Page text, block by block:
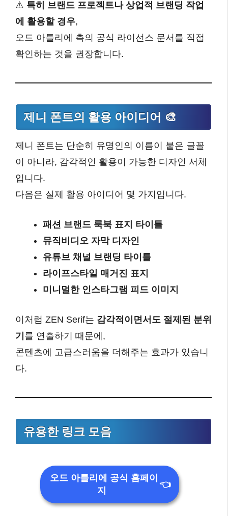
⚠️ 특히 브랜드 프로젝트나 상업적 브랜딩 작업
에 활용할 경우,
오드 아틀리에 측의 공식 라이선스 문서를 직접
확인하는 것을 권장합니다.
제니 폰트의 활용 아이디어 🎨
제니 폰트는 단순히 유명인의 이름이 붙은 글꼴
이 아니라, 감각적인 활용이 가능한 디자인 서체
입니다.
다음은 실제 활용 아이디어 몇 가지입니다.
패션 브랜드 룩북 표지 타이틀
뮤직비디오 자막 디자인
유튜브 채널 브랜딩 타이틀
라이프스타일 매거진 표지
미니멀한 인스타그램 피드 이미지
이처럼 ZEN Serif는 감각적이면서도 절제된 분위
기 를 연출하기 때문에,
콘텐츠에 고급스러움을 더해주는 효과가 있습니
다.
유용한 링크 모음
오드 아틀리에 공식 홈페이
지
👈